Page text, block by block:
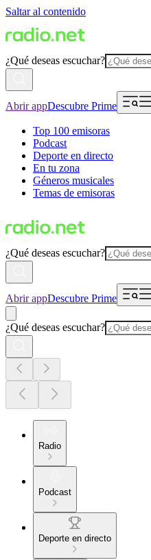
Saltar al contenido
¿Qué deseas escuchar?
Abrir appDescubre Prime
Top 100 emisoras
Podcast
Deporte en directo
En tu zona
Géneros musicales
Temas de emisoras
¿Qué deseas escuchar?
Abrir appDescubre Prime
¿Qué deseas escuchar?
Radio
Podcast
Deporte en directo